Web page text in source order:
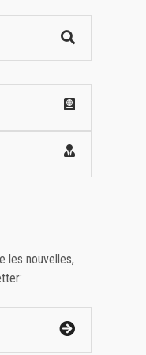
les nouvelles,